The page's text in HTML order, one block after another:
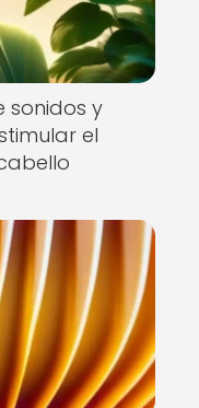
sonidos y
el